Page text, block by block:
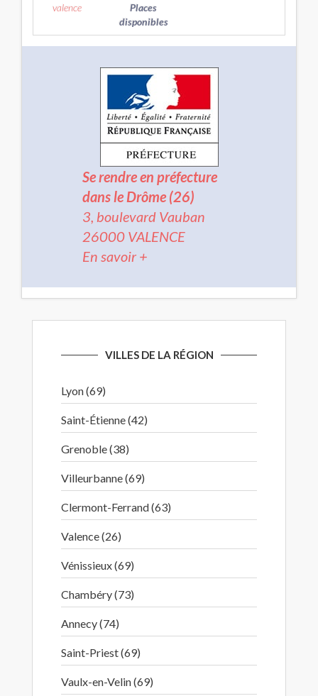
valence
Places
disponibles
Se rendre en préfecture
dans le Drôme (26)
3, boulevard Vauban
26000 VALENCE
En savoir +
VILLES DE LA RÉGION
Lyon (69)
Saint-Étienne (42)
Grenoble (38)
Villeurbanne (69)
Clermont-Ferrand (63)
Valence (26)
Vénissieux (69)
Chambéry (73)
Annecy (74)
Saint-Priest (69)
Vaulx-en-Velin (69)